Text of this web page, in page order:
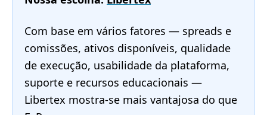
Com base em vários fatores — spreads e
comissões, ativos disponíveis, qualidade
de execução, usabilidade da plataforma,
suporte e recursos educacionais —
Libertex mostra-se mais vantajosa do que